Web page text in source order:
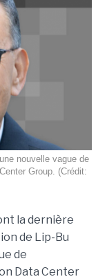
nouvelle vague de
Group. (Crédit:
la dernière
de Lip-Bu
de
Data Center